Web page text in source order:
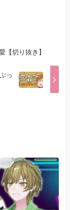
【切り抜き】
っ